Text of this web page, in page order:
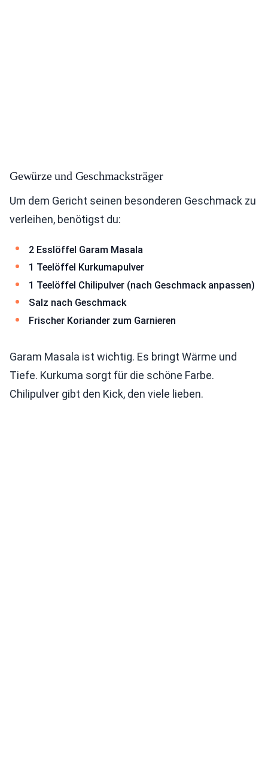
Gewürze und Geschmacksträger
Um dem Gericht seinen besonderen Geschmack zu
verleihen, benötigst du:
2 Esslöffel Garam Masala
1 Teelöffel Kurkumapulver
1 Teelöffel Chilipulver (nach Geschmack anpassen)
Salz nach Geschmack
Frischer Koriander zum Garnieren
Garam Masala ist wichtig. Es bringt Wärme und
Tiefe. Kurkuma sorgt für die schöne Farbe.
Chilipulver gibt den Kick, den viele lieben.